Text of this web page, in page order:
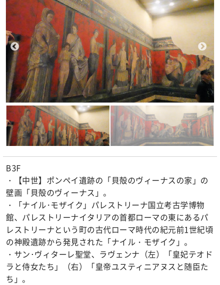
B3F
・【中世】ポンペイ遺跡の「貝殻のヴィーナスの家」の
壁画「貝殻のヴィーナス」。
・「ナイル･モザイク」パレストリーナ国立考古学博物
館、パレストリーナイタリアの首都ローマの東にあるパ
レストリーナという町の古代ローマ時代の紀元前1世紀頃
の神殿遺跡から発見された「ナイル・モザイク」。
・サン･ヴィターレ聖堂、ラヴェンナ（左）「皇妃テオド
ラと侍女たち」（右）「皇帝ユスティニアヌスと随臣た
ち」。